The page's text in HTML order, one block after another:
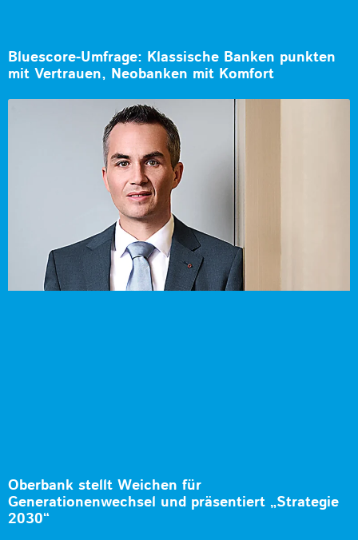
Bluescore-Umfrage: Klassische Banken punkten
mit Vertrauen, Neobanken mit Komfort
Oberbank stellt Weichen für
Generationenwechsel und präsentiert „Strategie
2030“